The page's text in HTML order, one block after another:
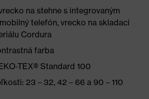
na stehne s integrovaným
telefón, vrecko na skladací
Cordura
farba
TEX® Standard 100
23 – 32, 42 – 66 a 90 – 110